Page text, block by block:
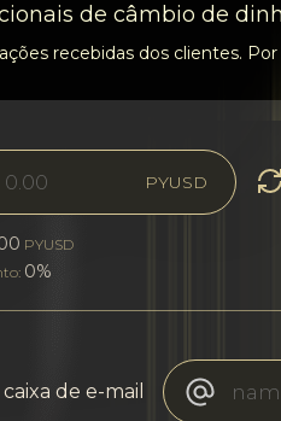
de câmbio de
recebidas dos clientes. Por
PYUSD
PYUSD
0%
de e-mail